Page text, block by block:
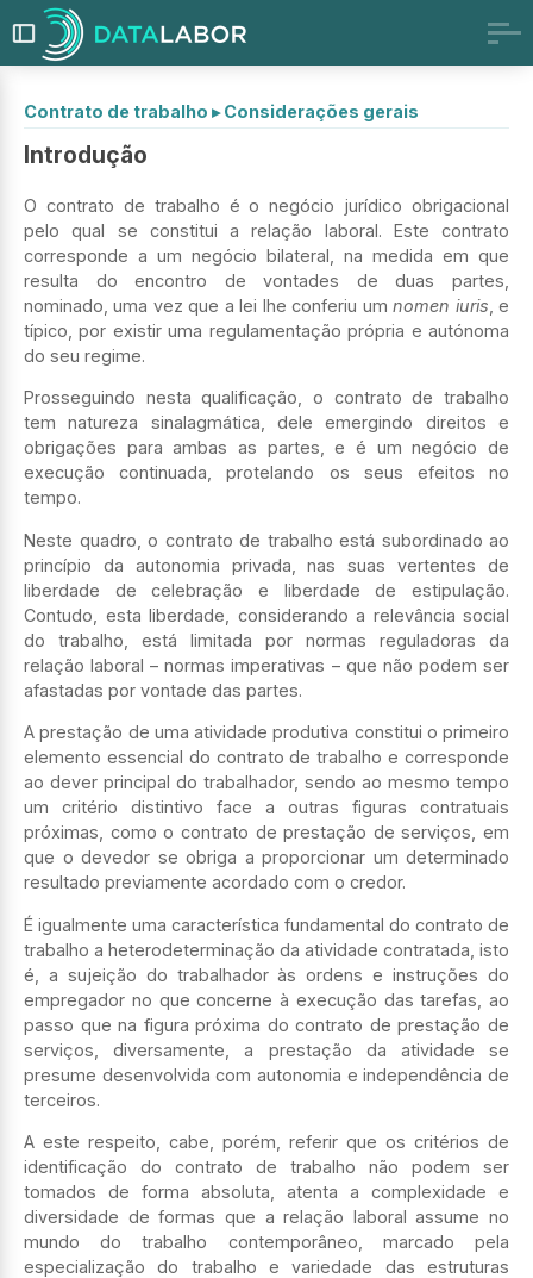
Contrato de trabalho ▸Considerações gerais
Introdução
O contrato de trabalho é o negócio jurídico obrigacional
pelo qual se constitui a relação laboral. Este contrato
corresponde a um negócio bilateral, na medida em que
resulta do encontro de vontades de duas partes,
nominado, uma vez que a lei lhe conferiu umnomen iuris , e
típico, por existir uma regulamentação própria e autónoma
do seu regime.
Prosseguindo nesta qualificação, o contrato de trabalho
tem natureza sinalagmática, dele emergindo direitos e
obrigações para ambas as partes, e é um negócio de
execução continuada, protelando os seus efeitos no
tempo.
Neste quadro, o contrato de trabalho está subordinado ao
princípio da autonomia privada, nas suas vertentes de
liberdade de celebração e liberdade de estipulação.
Contudo, esta liberdade, considerando a relevância social
do trabalho, está limitada por normas reguladoras da
relação laboral – normas imperativas – que não podem ser
afastadas por vontade das partes.
A prestação de uma atividade produtiva constitui o primeiro
elemento essencial do contrato de trabalho e corresponde
ao dever principal do trabalhador, sendo ao mesmo tempo
um critério distintivo face a outras figuras contratuais
próximas, como o contrato de prestação de serviços, em
que o devedor se obriga a proporcionar um determinado
resultado previamente acordado com o credor.
É igualmente uma característica fundamental do contrato de
trabalho a heterodeterminação da atividade contratada, isto
é, a sujeição do trabalhador às ordens e instruções do
empregador no que concerne à execução das tarefas, ao
passo que na figura próxima do contrato de prestação de
serviços, diversamente, a prestação da atividade se
presume desenvolvida com autonomia e independência de
terceiros.
A este respeito, cabe, porém, referir que os critérios de
identificação do contrato de trabalho não podem ser
tomados de forma absoluta, atenta a complexidade e
diversidade de formas que a relação laboral assume no
mundo do trabalho contemporâneo, marcado pela
especialização do trabalho e variedade das estruturas